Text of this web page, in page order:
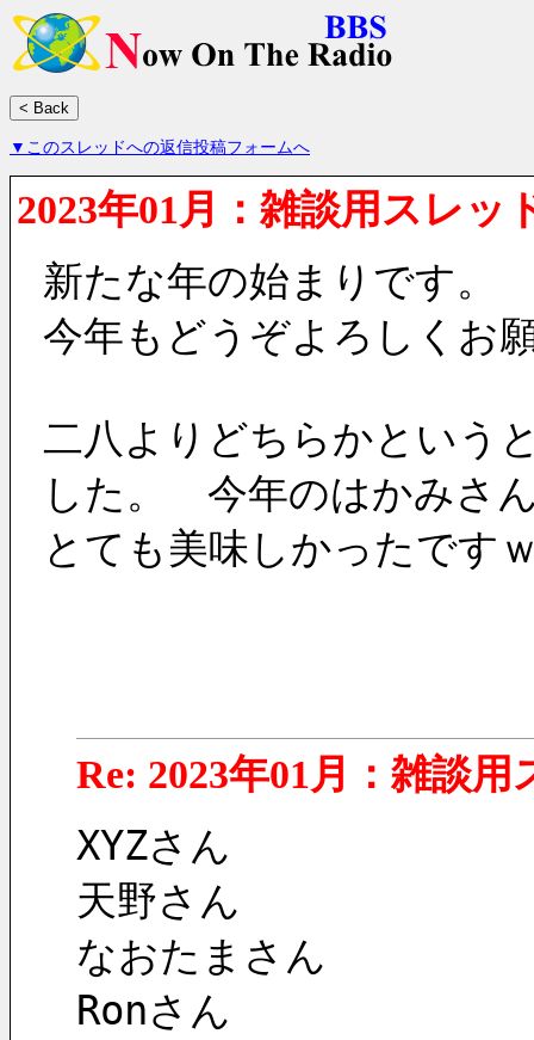
▼このスレッドへの返信投稿フォームへ
2023年01月：雑談用スレッ
新たな年の始まりです。
今年もどうぞよろしくお
二八よりどちらかという
した。　今年のはかみさ
とても美味しかったです
Re: 2023年01月：雑談用
XYZさん
天野さん
なおたまさん
Ronさん